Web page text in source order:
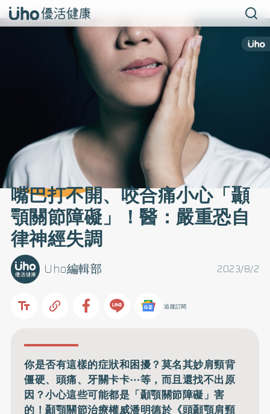
嘴巴打不開、咬合痛小心「顳
顎關節障礙」！醫：嚴重恐自
律神經失調
2023/8/2
Uho編輯部
追蹤訂閱
你是否有這樣的症狀和困擾？莫名其妙肩頸背
僵硬、頭痛、牙關卡卡⋯等，而且還找不出原
因？小心這些可能都是「顳顎關節障礙」害
的！顳顎關節治療權威潘明德於《頭顳顎肩頸